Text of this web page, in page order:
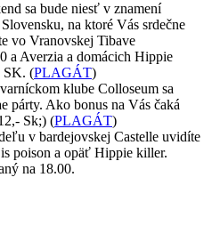
sa bude niesť v znamení
na ktoré Vás srdečne
vo Vranovskej Tibave
a Averzia a domácich Hippie
SK. (PLAGÁT)
klube Colloseum sa
párty. Ako bonus na Vás čaká
Sk;) (PLAGÁT)
v bardejovskej Castelle uvidíte
poison a opäť Hippie killer.
na 18.00.